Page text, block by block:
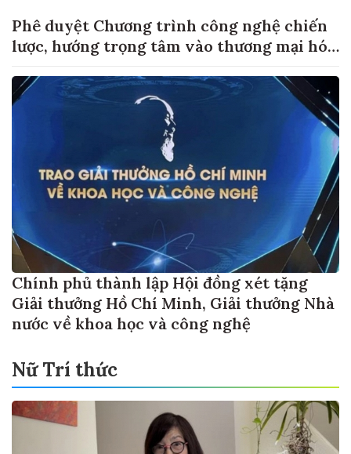
Phê duyệt Chương trình công nghệ chiến
lược, hướng trọng tâm vào thương mại hóa
Chính phủ thành lập Hội đồng xét tặng
Giải thưởng Hồ Chí Minh, Giải thưởng Nhà
nước về khoa học và công nghệ
Nữ Trí thức